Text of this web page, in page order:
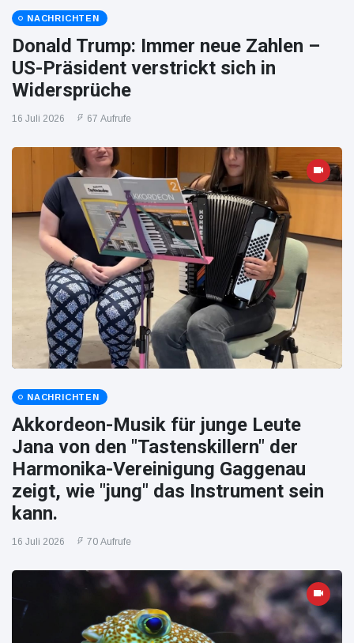
NACHRICHTEN
Donald Trump: Immer neue Zahlen –
US-Präsident verstrickt sich in
Widersprüche
16 Juli 2026 67 Aufrufe
NACHRICHTEN
Akkordeon-Musik für junge Leute
Jana von den "Tastenskillern" der
Harmonika-Vereinigung Gaggenau
zeigt, wie "jung" das Instrument sein
kann.
16 Juli 2026 70 Aufrufe